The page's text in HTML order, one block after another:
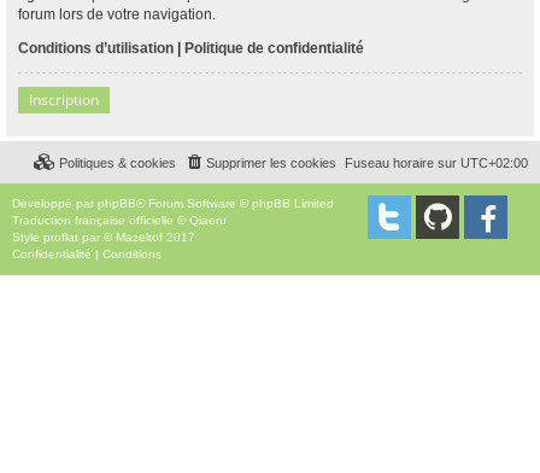
forum lors de votre navigation.
Conditions d’utilisation | Politique de confidentialité
Inscription
Fuseau horaire sur UTC+02:00
Supprimer les cookies
Politiques & cookies
Développé par phpBB® Forum Software © phpBB Limited
Traduction française officielle ©Qiaeru
Style proflat par © Mazeltof 2017
Confidentialité | Conditions